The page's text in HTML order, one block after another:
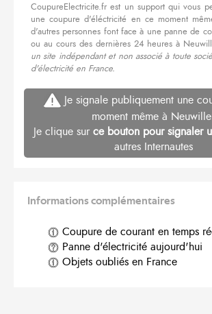
CoupureElectricite.fr est un support qui vous
une coupure d'éléctricité en ce moment
d'autres personnes font face à une panne de
ou au cours des dernières 24 heures à
un site indépendant et non associé à toute
d'électricité en France.
Je signale publiquement une
moment même à
Je clique sur ce bouton pour signaler
autres Internautes
Informations complémentaires
Coupure de courant en temps
Panne d'électricité aujourd'hui
Objets oubliés en France